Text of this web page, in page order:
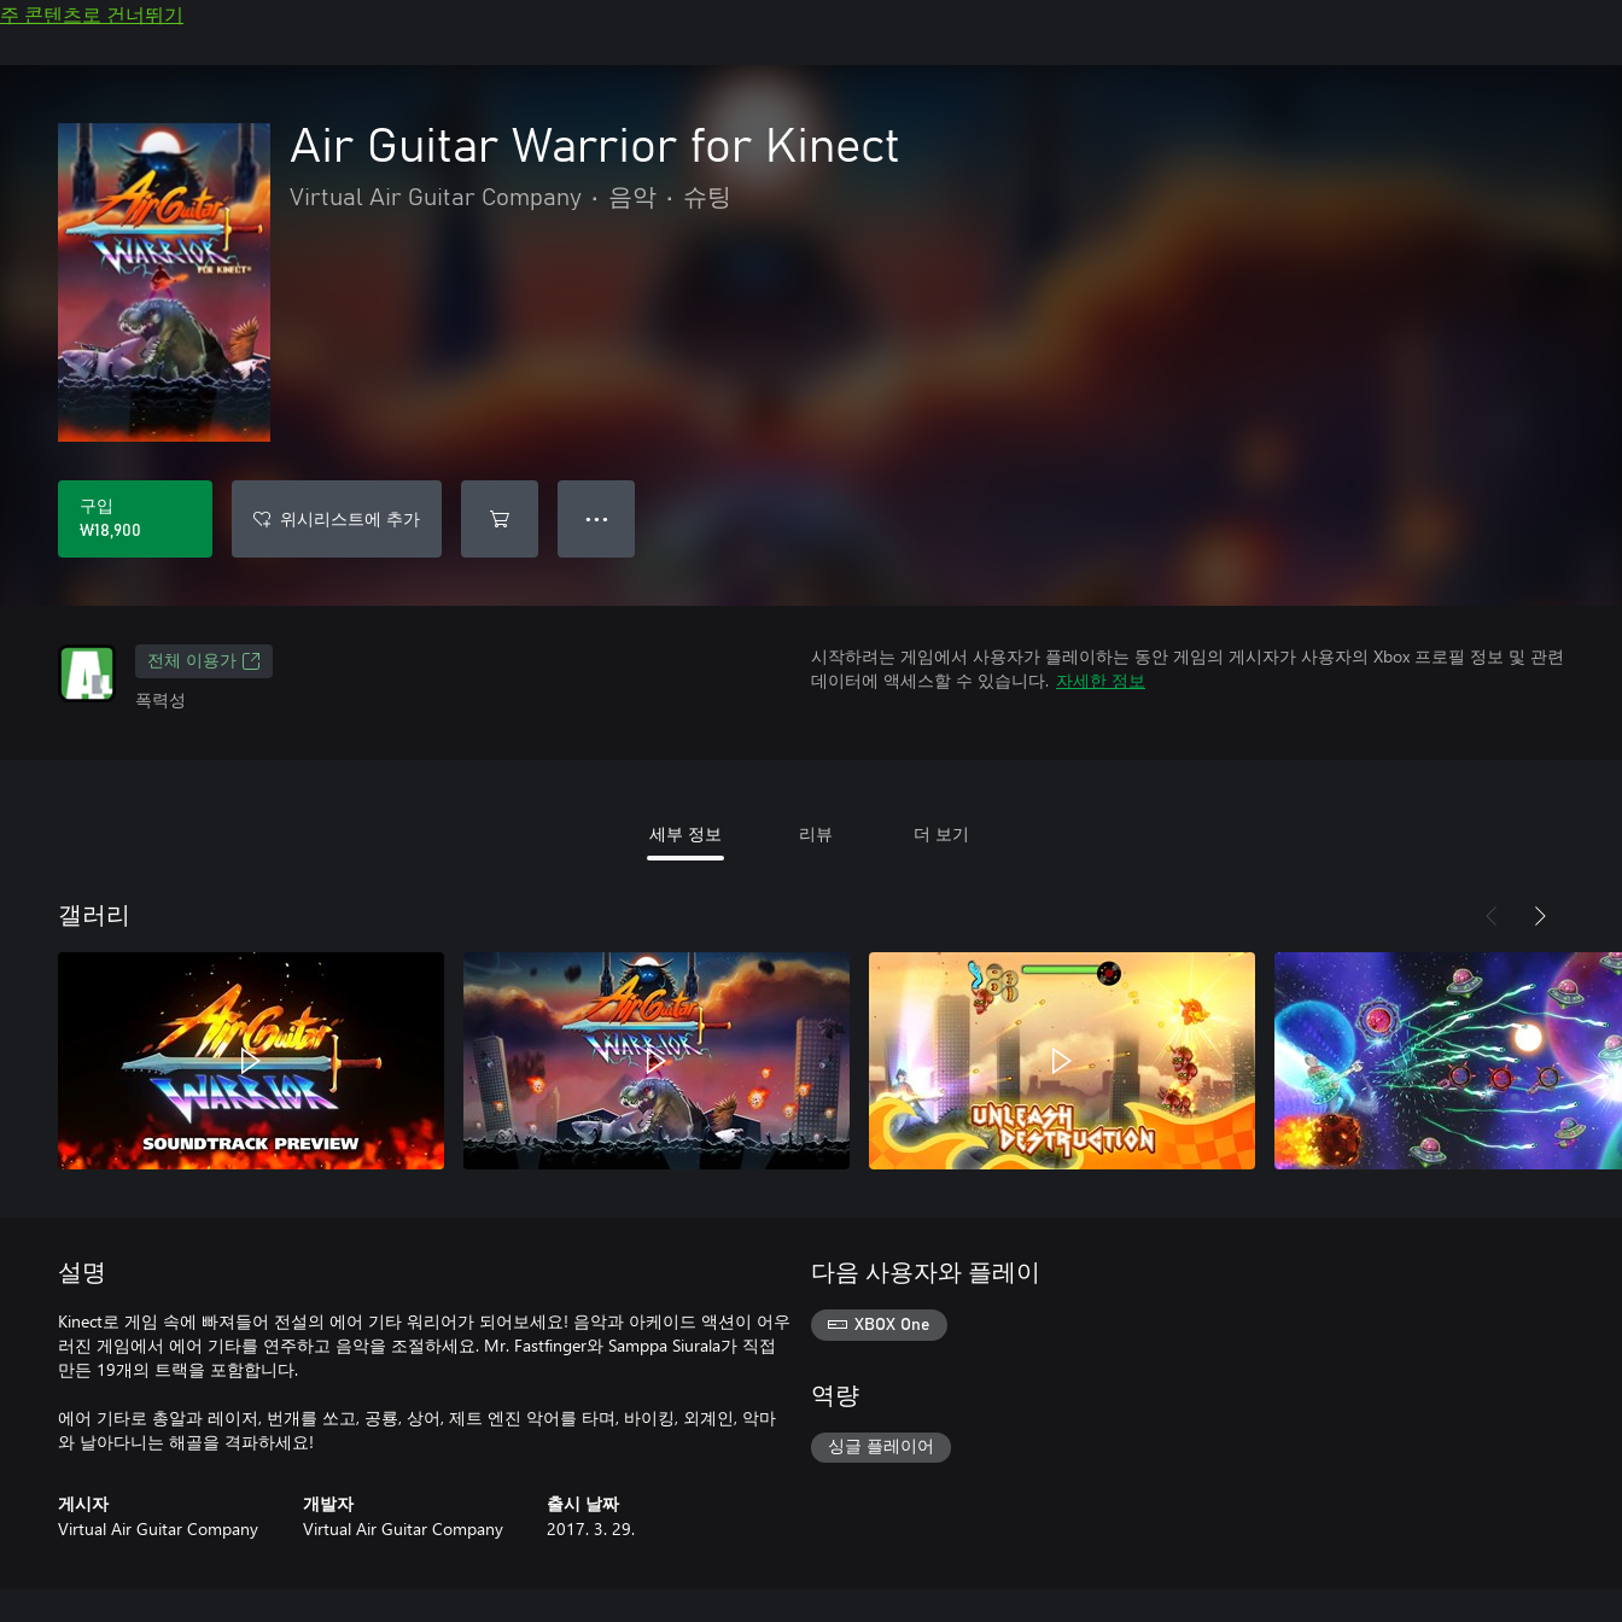
주 콘텐츠로 건너뛰기
Air Guitar Warrior for Kinect
Virtual Air Guitar Company • 음악 • 슈팅
구입
₩18,900
위시리스트에 추가 ● ● ●
전체 이용가
폭력성
시작하려는 게임에서 사용자가 플레이하는 동안 게임의 게시자가 사용자의 Xbox 프로필 정보 및 관련
데이터에 액세스할 수 있습니다. 자세한 정보
세부 정보 리뷰 더 보기
갤러리
설명
Kinect로 게임 속에 빠져들어 전설의 에어 기타 워리어가 되어보세요! 음악과 아케이드 액션이 어우
러진 게임에서 에어 기타를 연주하고 음악을 조절하세요. Mr. Fastfinger와 Samppa Siurala가 직접
만든 19개의 트랙을 포함합니다.
에어 기타로 총알과 레이저, 번개를 쏘고, 공룡, 상어, 제트 엔진 악어를 타며, 바이킹, 외계인, 악마
와 날아다니는 해골을 격파하세요!
게시자
Virtual Air Guitar Company
개발자
Virtual Air Guitar Company
출시 날짜
2017. 3. 29.
다음 사용자와 플레이
XBOX One
역량
싱글 플레이어